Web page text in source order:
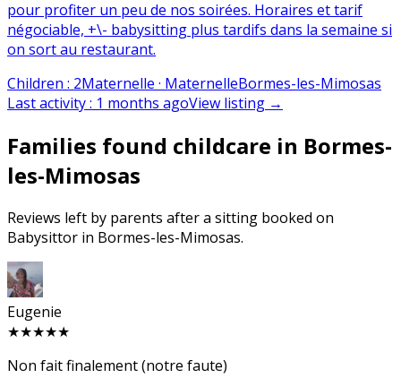
pour profiter un peu de nos soirées. Horaires et tarif
négociable, +\- babysitting plus tardifs dans la semaine si
on sort au restaurant.
Children : 2Maternelle · MaternelleBormes-les-Mimosas
Last activity: 1 months agoView listing →
Families found childcare in Bormes-
les-Mimosas
Reviews left by parents after a sitting booked on
Babysittor in Bormes-les-Mimosas.
Eugenie
★★★★★
Non fait finalement (notre faute)